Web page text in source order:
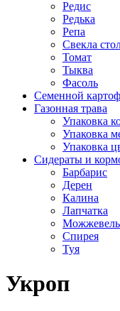
Редис
Редька
Репа
Свекла
Томат
Тыква
Фасоль
Семенной
Газонная трава
Упаковка
Упаковка
Упаковка
Сидераты и
Барбарис
Дерен
Калина
Лапчатка
Спирея
Туя
Укроп